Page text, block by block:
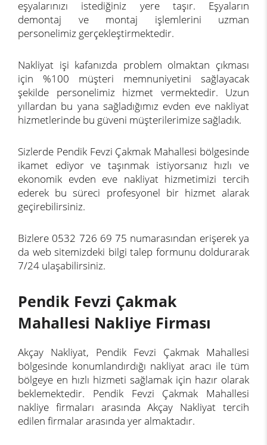
eşyalarınızı istediğiniz yere taşır. Eşyaların
demontaj ve montaj işlemlerini uzman
personelimiz gerçekleştirmektedir.
Nakliyat işi kafanızda problem olmaktan çıkması
için %100 müşteri memnuniyetini sağlayacak
şekilde personelimiz hizmet vermektedir. Uzun
yıllardan bu yana sağladığımız evden eve nakliyat
hizmetlerinde bu güveni müşterilerimize sağladık.
Sizlerde Pendik Fevzi Çakmak Mahallesi bölgesinde
ikamet ediyor ve taşınmak istiyorsanız hızlı ve
ekonomik evden eve nakliyat hizmetimizi tercih
ederek bu süreci profesyonel bir hizmet alarak
geçirebilirsiniz.
Bizlere 0532 726 69 75 numarasından erişerek ya
da web sitemizdeki bilgi talep formunu doldurarak
7/24 ulaşabilirsiniz.
Pendik Fevzi Çakmak
Mahallesi Nakliye Firması
Akçay Nakliyat, Pendik Fevzi Çakmak Mahallesi
bölgesinde konumlandırdığı nakliyat aracı ile tüm
bölgeye en hızlı hizmeti sağlamak için hazır olarak
beklemektedir. Pendik Fevzi Çakmak Mahallesi
nakliye firmaları arasında Akçay Nakliyat tercih
edilen firmalar arasında yer almaktadır.